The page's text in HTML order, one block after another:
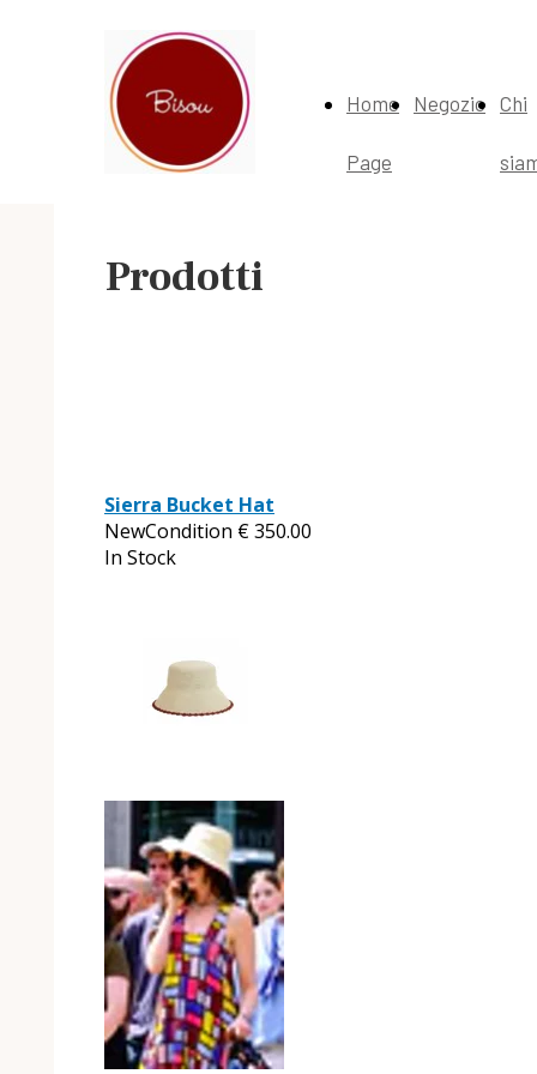
Home
Page
Negozio Chi
Prodotti
Sierra Bucket Hat
NewCondition €350.00
In Stock